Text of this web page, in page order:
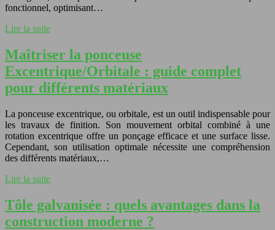
fonctionnel, optimisant…
Lire la suite
Maîtriser la ponceuse
Excentrique/Orbitale : guide complet
pour différents matériaux
La ponceuse excentrique, ou orbitale, est un outil indispensable pour
les travaux de finition. Son mouvement orbital combiné à une
rotation excentrique offre un ponçage efficace et une surface lisse.
Cependant, son utilisation optimale nécessite une compréhension
des différents matériaux,…
Lire la suite
Tôle galvanisée : quels avantages dans la
construction moderne ?